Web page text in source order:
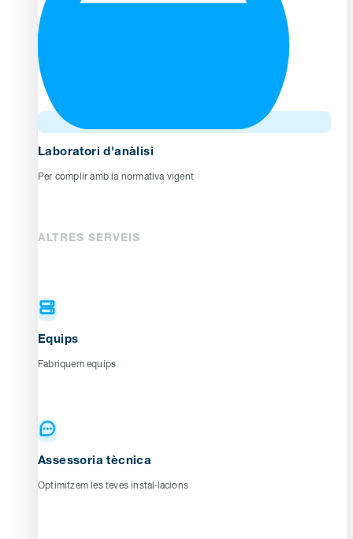
Laboratori d'anàlisi
Per complir amb la normativa vigent
ALTRES SERVEIS
Equips
Fabriquem equips
Assessoria tècnica
Optimitzem les teves instal·lacions